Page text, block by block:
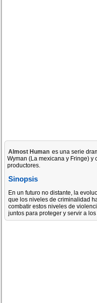
Almost Human es una serie
Wyman (La mexicana y Fringe) y
productores.
Sinopsis
En un futuro no distante, la
que los niveles de criminalidad
combatir estos niveles de
juntos para proteger y servir a